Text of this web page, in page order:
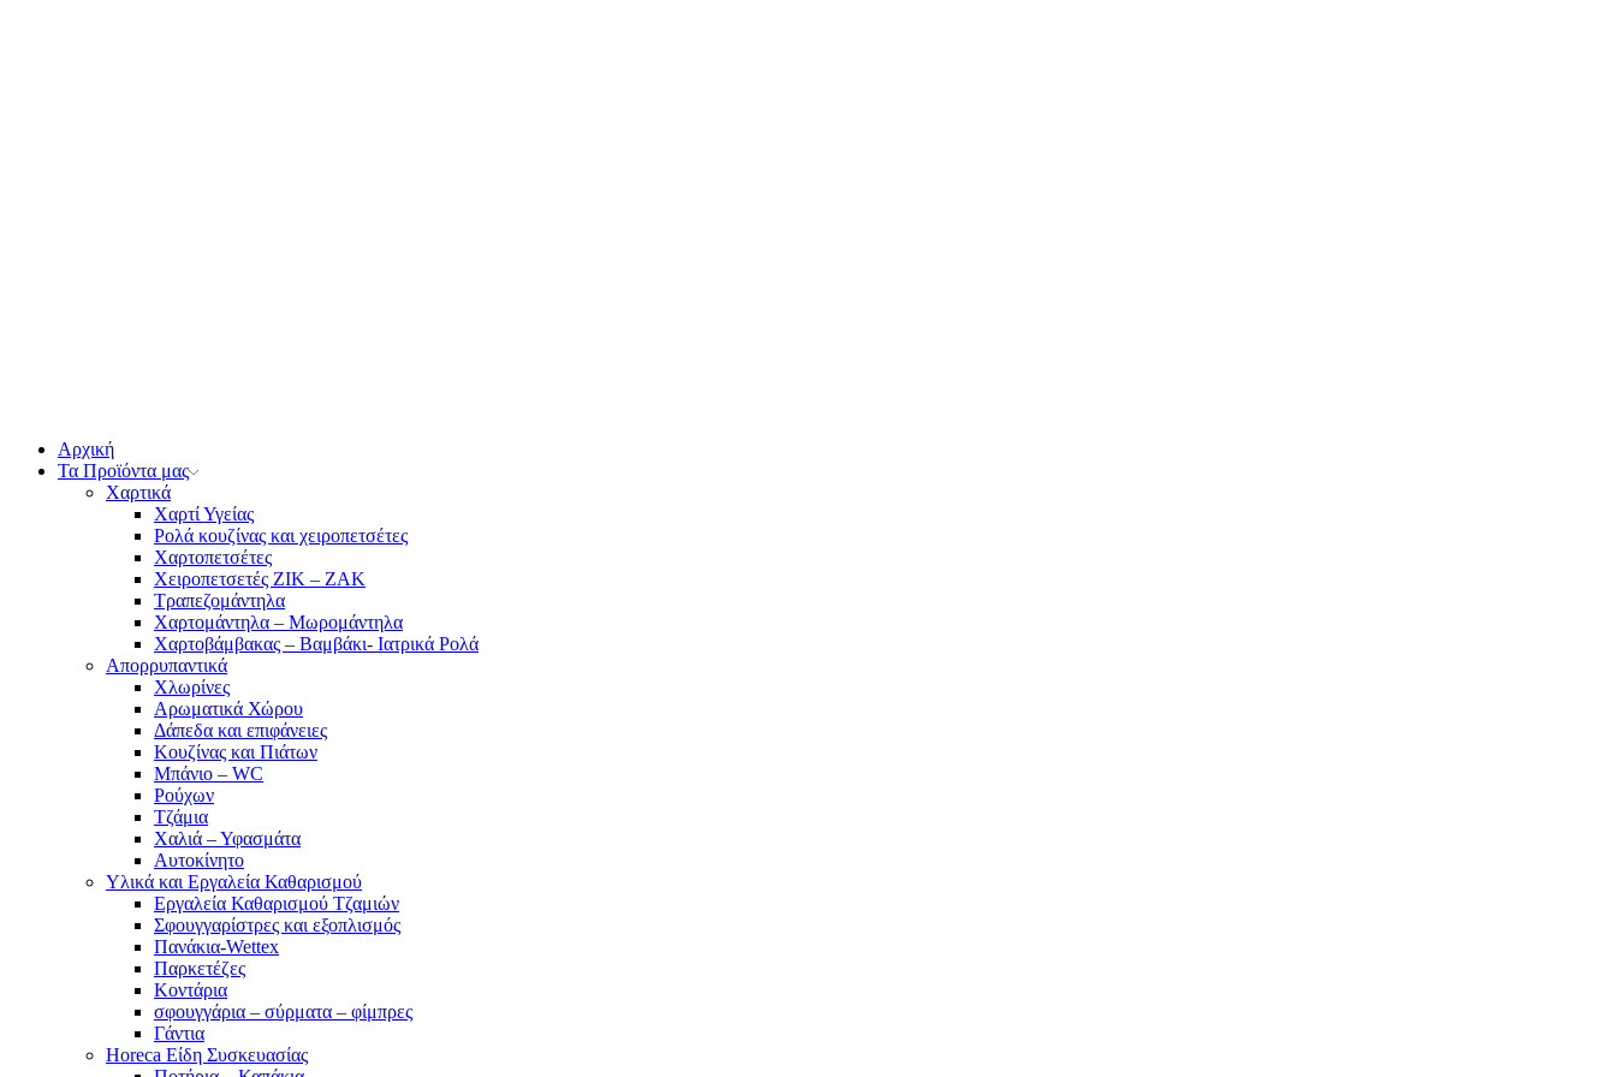
Αρχική
Τα Προϊόντα μας
Χαρτικά
Χαρτί Υγείας
Ρολά κουζίνας και χειροπετσέτες
Χαρτοπετσέτες
Χειροπετσετές ΖΙΚ – ΖΑΚ
Τραπεζομάντηλα
Χαρτομάντηλα – Μωρομάντηλα
Χαρτοβάμβακας – Βαμβάκι- Ιατρικά Ρολά
Απορρυπαντικά
Χλωρίνες
Αρωματικά Χώρου
Δάπεδα και επιφάνειες
Κουζίνας και Πιάτων
Μπάνιο – WC
Ρούχων
Τζάμια
Χαλιά – Υφασμάτα
Αυτοκίνητο
Υλικά και Εργαλεία Καθαρισμού
Εργαλεία Καθαρισμού Τζαμιών
Σφουγγαρίστρες και εξοπλισμός
Πανάκια-Wettex
Παρκετέζες
Κοντάρια
σφουγγάρια – σύρματα – φίμπρες
Γάντια
Horeca Είδη Συσκευασίας